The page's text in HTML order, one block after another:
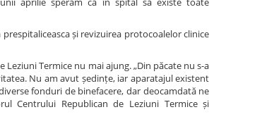
și revizuirea protocoalelor clinice
Termice nu mai ajung. „Din păcate nu s-a
Nu am avut ședințe, iar aparatajul existent
fonduri de binefacere, dar deocamdată ne
Centrului Republican de Leziuni Termice și